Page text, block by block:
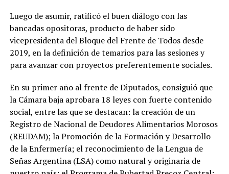
Luego de asumir, ratificó el buen diálogo con las
bancadas opositoras, producto de haber sido
vicepresidenta del Bloque del Frente de Todos desde
2019, en la definición de temarios para las sesiones y
para avanzar con proyectos preferentemente sociales.
En su primer año al frente de Diputados, consiguió que
la Cámara baja aprobara 18 leyes con fuerte contenido
social, entre las que se destacan: la creación de un
Registro de Nacional de Deudores Alimentarios Morosos
(REUDAM); la Promoción de la Formación y Desarrollo
de la Enfermería; el reconocimiento de la Lengua de
Señas Argentina (LSA) como natural y originaria de